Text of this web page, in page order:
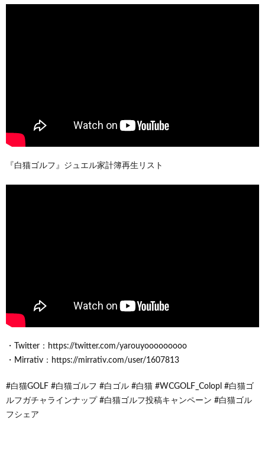
『白猫ゴルフ』ジュエル家計簿再生リスト
・Twitter：https://twitter.com/yarouyooooooooo
・Mirrativ：https://mirrativ.com/user/1607813
#白猫GOLF #白猫ゴルフ #白ゴル #白猫 #WCGOLF_Colopl #白猫ゴ
ルフガチャラインナップ #白猫ゴルフ投稿キャンペーン #白猫ゴル
フシェア